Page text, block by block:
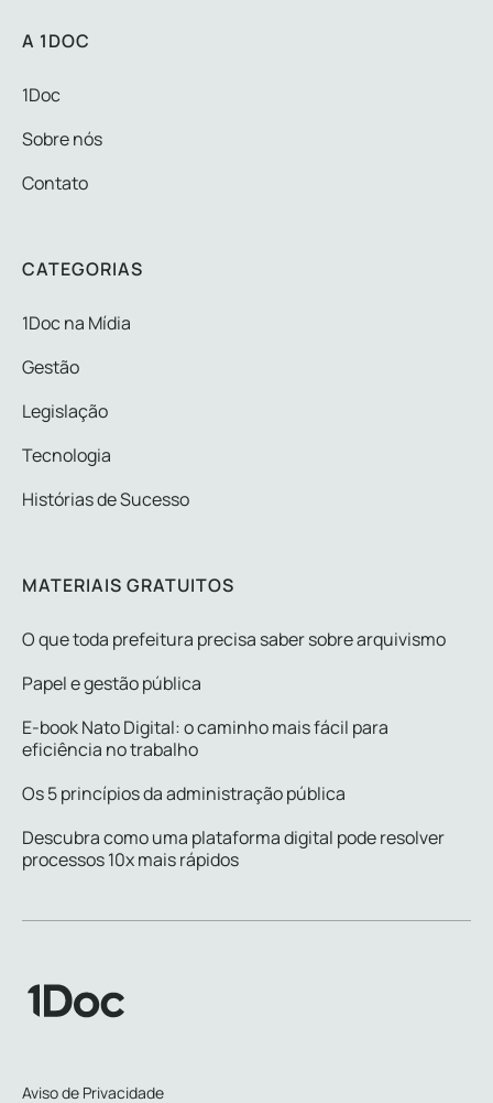
A 1DOC
1Doc
Sobre nós
Contato
CATEGORIAS
1Doc na Mídia
Gestão
Legislação
Tecnologia
Histórias de Sucesso
MATERIAIS GRATUITOS
O que toda prefeitura precisa saber sobre arquivismo
Papel e gestão pública
E-book Nato Digital: o caminho mais fácil para
eficiência no trabalho
Os 5 princípios da administração pública
Descubra como uma plataforma digital pode resolver
processos 10x mais rápidos
Aviso de Privacidade